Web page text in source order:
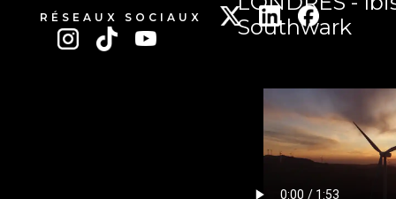
RÉSEAUX SOCIAUX
Southwark